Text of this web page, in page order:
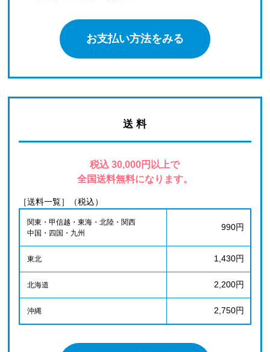
お支払い方法をみる
送 料
税込 30,000円以上で
全国送料無料になります。
［送料一覧］（税込）
関東・甲信越・東海・北陸・関西
中国・四国・九州
990円
東北 1,430円
北海道 2,200円
沖縄 2,750円